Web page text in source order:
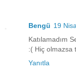
Bengü 19
Katılamadım
:( Hiç olmazsa
Yanıtla